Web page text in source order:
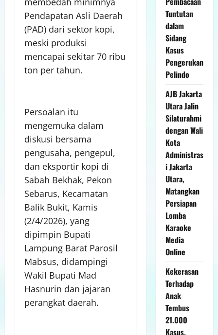
Pendapatan Asli Daerah
(PAD) dari sektor kopi,
meski produksi
mencapai sekitar 70 ribu
ton per tahun.
Persoalan itu
mengemuka dalam
diskusi bersama
pengusaha, pengepul,
dan eksportir kopi di
Sabah Bekhak, Pekon
Sebarus, Kecamatan
Balik Bukit, Kamis
(2/4/2026), yang
dipimpin Bupati
Lampung Barat Parosil
Mabsus, didampingi
Wakil Bupati Mad
Hasnurin dan jajaran
perangkat daerah.
Tuntutan
dalam
Sidang
Kasus
Pengerukan
Pelindo
AJB Jakarta
Utara Jalin
Silaturahmi
dengan Wali
Kota
Administras
i Jakarta
Utara,
Matangkan
Persiapan
Lomba
Karaoke
Media
Online
Kekerasan
Terhadap
Anak
Tembus
21.000
Kasus,